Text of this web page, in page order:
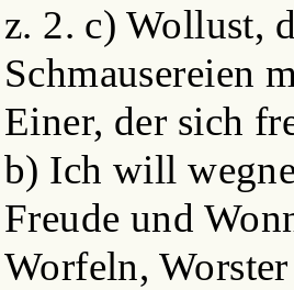
z. 2. c) Wollust,
Schmausereien
Einer, der sich
b) Ich will
Freude und
Worfeln,